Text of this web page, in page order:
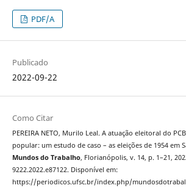
PDF/A
Publicado
2022-09-22
Como Citar
PEREIRA NETO, Murilo Leal. A atuação eleitoral do
popular: um estudo de caso – as eleições de 1954 em
Mundos do Trabalho, Florianópolis, v. 14, p. 1–21,
9222.2022.e87122. Disponível em:
https://periodicos.ufsc.br/index.php/